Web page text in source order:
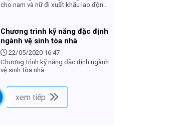
cho nam và nữ đi xuất khẩu lao động
Chương trình kỹ năng đặc định
ngành vệ sinh tòa nhà
22/05/2020 16:47
Chương trình kỹ năng đặc định ngành
vệ sinh tòa nhà
xem tiếp